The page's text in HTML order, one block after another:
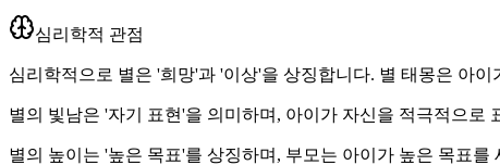
심리학적 관점
심리학적으로 별은 '희망'과 '이상'을 상징합니다. 별 태몽은 아
별의 빛남은 '자기 표현'을 의미하며, 아이가 자신을 적극적으
별의 높이는 '높은 목표'를 상징하며, 부모는 아이가 높은 목표를